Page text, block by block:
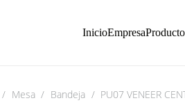
InicioEmpresa
/ Mesa / Bandeja / PU07 VENEER